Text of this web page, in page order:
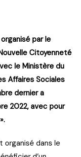
par le
Citoyenneté
le Ministère du
Affaires Sociales
dernier a
2022, avec pour
».
organisé dans le